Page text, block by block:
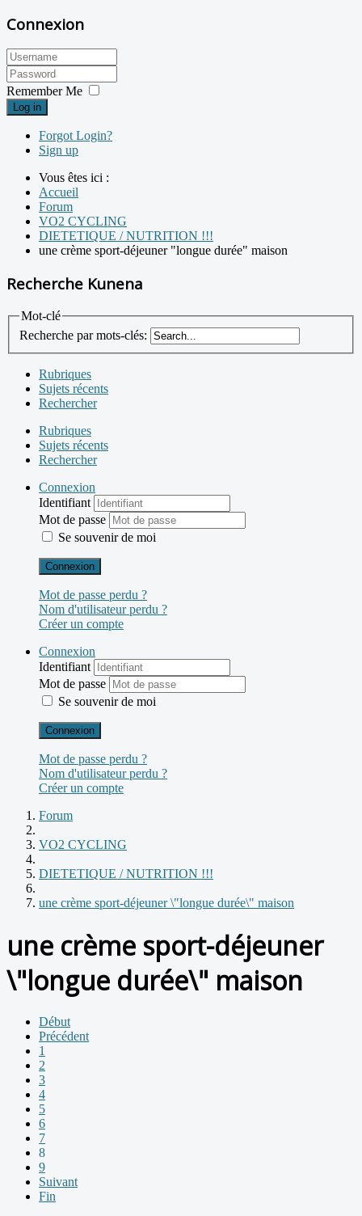
Connexion
Remember Me
Log in
Forgot Login?
Sign up
Vous êtes ici :
Accueil
Forum
VO2 CYCLING
DIETETIQUE / NUTRITION !!!
une crème sport-déjeuner "longue durée" maison
Recherche Kunena
Mot-clé
Recherche par mots-clés:
Rubriques
Sujets récents
Rechercher
Rubriques
Sujets récents
Rechercher
Connexion
Identifiant
Mot de passe
Se souvenir de moi
Connexion
Mot de passe perdu ?
Nom d'utilisateur perdu ?
Créer un compte
Connexion
Identifiant
Mot de passe
Se souvenir de moi
Connexion
Mot de passe perdu ?
Nom d'utilisateur perdu ?
Créer un compte
Forum
VO2 CYCLING
DIETETIQUE / NUTRITION !!!
une crème sport-déjeuner \"longue durée\" maison
une crème sport-déjeuner
\"longue durée\" maison
Début
Précédent
1
2
3
4
5
6
7
8
9
Suivant
Fin